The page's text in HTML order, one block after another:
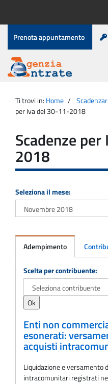
contenuto
Menu
di
servizio
Prenota appuntamento
Agenzia
Entrate
principale
Ti trovi in: Home
per Iva del 30-11-2018
Scadenze
2018
Seleziona il mese:
Adempimento
Adempimento
Scelta per contribuente:
Enti non
esonerati:
acquisti
Liquidazione e versamento
intracomunitari registrati